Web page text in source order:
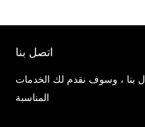
اتصل بنا
بنا ، وسوف نقدم لك الخدمات
المناسبة